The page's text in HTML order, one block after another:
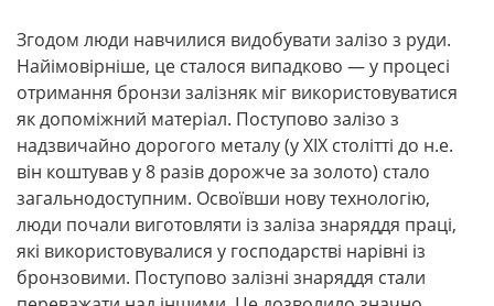
Згодом люди навчилися видобувати залізо з руди.
Найімовірніше, це сталося випадково — у процесі
отримання бронзи залізняк міг використовуватися
як допоміжний матеріал. Поступово залізо з
надзвичайно дорогого металу (у XIX столітті до н.е.
він коштував у 8 разів дорожче за золото) стало
загальнодоступним. Освоївши нову технологію,
люди почали виготовляти із заліза знаряддя праці,
які використовувалися у господарстві нарівні із
бронзовими. Поступово залізні знаряддя стали